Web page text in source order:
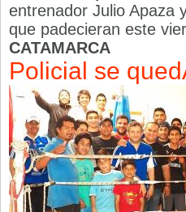
entrenador Julio Apaza
que padecieran este
CATAMARCA
Policial se